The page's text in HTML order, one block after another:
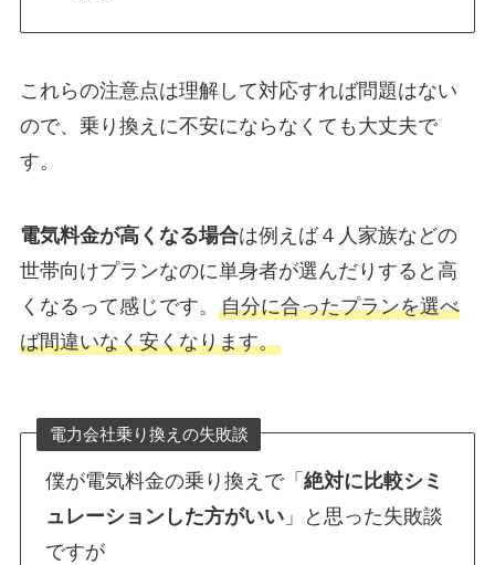
これらの注意点は理解して対応すれば問題はない
ので、乗り換えに不安にならなくても大丈夫で
す。
電気料金が高くなる場合は例えば４人家族などの
世帯向けプランなのに単身者が選んだりすると高
くなるって感じです。 自分に合ったプランを選べ
ば間違いなく安くなります。
電力会社乗り換えの失敗談
僕が電気料金の乗り換えで「絶対に比較シミ
ュレーションした方がいい 」と思った失敗談
ですが